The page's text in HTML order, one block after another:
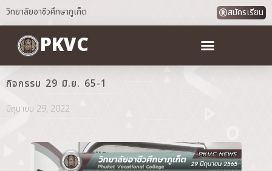
วิทยาลัยอาชีวศึกษาภูเก็ต สมัครเรียน
PKVC
กิจกรรม 29 มิ.ย. 65-1
มิถุนายน 29, 2022